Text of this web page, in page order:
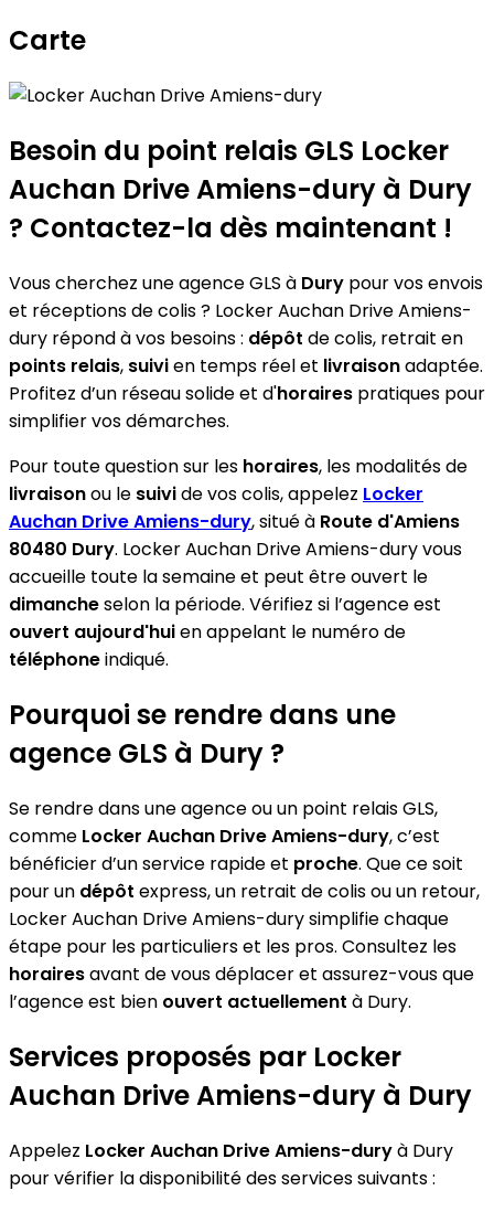
Carte
Locker Auchan Drive Amiens-dury
+
−
Besoin du point relais GLS Locker
Auchan Drive Amiens-dury à Dury
? Contactez-la dès maintenant !
Vous cherchez une agence GLS à Dury pour vos envois
et réceptions de colis ? Locker Auchan Drive Amiens-
dury répond à vos besoins : dépôt de colis, retrait en
points relais, suivien temps réel et livraisonadaptée.
Profitez d’un réseau solide et d'horaires pratiques pour
simplifier vos démarches.
Pour toute question sur les horaires, les modalités de
livraisonou le suivide vos colis, appelez Locker
Auchan Drive Amiens-dury, situé à Route d'Amiens
80480 Dury. Locker Auchan Drive Amiens-dury vous
accueille toute la semaine et peut être ouvert le
dimancheselon la période. Vérifiez si l’agence est
ouvert aujourd'huien appelant le numéro de
téléphoneindiqué.
Pourquoi se rendre dans une
agence GLS à Dury ?
Se rendre dans une agence ou un point relais GLS,
comme Locker Auchan Drive Amiens-dury, c’est
bénéficier d’un service rapide et proche. Que ce soit
pour un dépôt express, un retrait de colis ou un retour,
Locker Auchan Drive Amiens-dury simplifie chaque
étape pour les particuliers et les pros. Consultez les
horairesavant de vous déplacer et assurez-vous que
l’agence est bien ouvert actuellement à Dury.
Services proposés par Locker
Auchan Drive Amiens-dury à Dury
Appelez Locker Auchan Drive Amiens-duryà Dury
pour vérifier la disponibilité des services suivants :